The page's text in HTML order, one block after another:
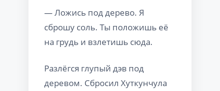
— Ложись под дерево. Я
сброшу соль. Ты положишь её
на грудь и взлетишь сюда.
Разлёгся глупый дэв под
деревом. Сбросил Хуткунчула